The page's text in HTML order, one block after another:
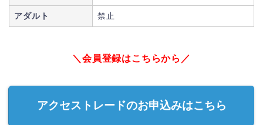
アダルト 禁止
＼会員登録はこちらから／
アクセストレードのお申込みはこちら